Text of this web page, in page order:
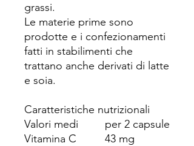
grassi.
Le materie prime sono
prodotte e i confezionamenti
fatti in stabilimenti che
trattano anche derivati di latte
e soia.
Caratteristiche nutrizionali
Valori medi
per 2 capsule
Vitamina C
43 mg